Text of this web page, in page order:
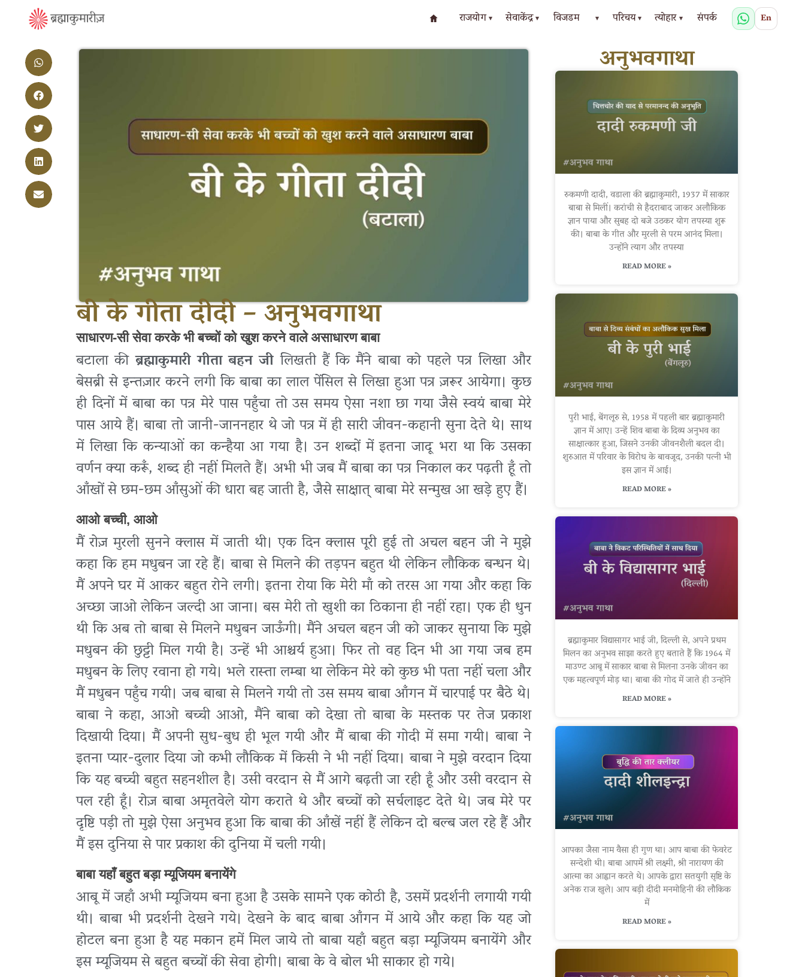
राजयोग ▾ सेवाकेंद्र▾ विजडम ▾ परिचय▾ त्योहार ▾ संपर्क En
बी के गीता दीदी – अनुभवगाथा
साधारण-सी सेवा करके भी बच्चों को खुश करने वाले असाधारण बाबा
बटाला कीब्रह्माकुमारी गीता बहन जी लिखती हैं कि मैंने बाबा को पहले पत्र लिखा और
बेसब्री से इन्तज़ार करने लगी कि बाबा का लाल पेंसिल से लिखा हुआ पत्र ज़रूर आयेगा। कुछ
ही दिनों में बाबा का पत्र मेरे पास पहुँचा तो उस समय ऐसा नशा छा गया जैसे स्वयं बाबा मेरे
पास आये हैं। बाबा तो जानी-जाननहार थे जो पत्र में ही सारी जीवन-कहानी सुना देते थे। साथ
में लिखा कि कन्याओं का कन्हैया आ गया है। उन शब्दों में इतना जादू भरा था कि उसका
वर्णन क्या करूँ, शब्द ही नहीं मिलते हैं। अभी भी जब मैं बाबा का पत्र निकाल कर पढ़ती हूँ तो
आँखों से छम-छम आँसुओं की धारा बह जाती है, जैसे साक्षात् बाबा मेरे सन्मुख आ खड़े हुए हैं।
आओ बच्ची, आओ
मैं रोज़ मुरली सुनने क्लास में जाती थी। एक दिन क्लास पूरी हुई तो अचल बहन जी ने मुझे
कहा कि हम मधुबन जा रहे हैं। बाबा से मिलने की तड़पन बहुत थी लेकिन लौकिक बन्धन थे।
मैं अपने घर में आकर बहुत रोने लगी। इतना रोया कि मेरी माँ को तरस आ गया और कहा कि
अच्छा जाओ लेकिन जल्दी आ जाना। बस मेरी तो खुशी का ठिकाना ही नहीं रहा। एक ही धुन
थी कि अब तो बाबा से मिलने मधुबन जाऊँगी। मैंने अचल बहन जी को जाकर सुनाया कि मुझे
मधुबन की छुट्टी मिल गयी है। उन्हें भी आश्चर्य हुआ। फिर तो वह दिन भी आ गया जब हम
मधुबन के लिए रवाना हो गये। भले रास्ता लम्बा था लेकिन मेरे को कुछ भी पता नहीं चला और
मैं मधुबन पहुँच गयी। जब बाबा से मिलने गयी तो उस समय बाबा आँगन में चारपाई पर बैठे थे।
बाबा ने कहा, आओ बच्ची आओ, मैंने बाबा को देखा तो बाबा के मस्तक पर तेज प्रकाश
दिखायी दिया। मैं अपनी सुध-बुध ही भूल गयी और मैं बाबा की गोदी में समा गयी। बाबा ने
इतना प्यार-दुलार दिया जो कभी लौकिक में किसी ने भी नहीं दिया। बाबा ने मुझे वरदान दिया
कि यह बच्ची बहुत सहनशील है। उसी वरदान से मैं आगे बढ़ती जा रही हूँ और उसी वरदान से
पल रही हूँ। रोज़ बाबा अमृतवेले योग कराते थे और बच्चों को सर्चलाइट देते थे। जब मेरे पर
दृष्टि पड़ी तो मुझे ऐसा अनुभव हुआ कि बाबा की आँखें नहीं हैं लेकिन दो बल्ब जल रहे हैं और
मैं इस दुनिया से पार प्रकाश की दुनिया में चली गयी।
बाबा यहाँ बहुत बड़ा म्यूजियम बनायेंगे
आबू में जहाँ अभी म्यूजियम बना हुआ है उसके सामने एक कोठी है, उसमें प्रदर्शनी लगायी गयी
थी। बाबा भी प्रदर्शनी देखने गये। देखने के बाद बाबा आँगन में आये और कहा कि यह जो
होटल बना हुआ है यह मकान हमें मिल जाये तो बाबा यहाँ बहुत बड़ा म्यूजियम बनायेंगे और
इस म्यूजियम से बहुत बच्चों की सेवा होगी। बाबा के वे बोल भी साकार हो गये।
अनुभवगाथा
रुकमणी दादी, वडाला की ब्रह्माकुमारी, 1937 में साकार
बाबा से मिलीं। करांची से हैदराबाद जाकर अलौकिक
ज्ञान पाया और सुबह दो बजे उठकर योग तपस्या शुरू
की। बाबा के गीत और मुरली से परम आनंद मिला।
उन्होंने त्याग और तपस्या
READ MORE »
पुरी भाई, बेंगलूरु से, 1958 में पहली बार ब्रह्माकुमारी
ज्ञान में आए। उन्हें शिव बाबा के दिव्य अनुभव का
साक्षात्कार हुआ, जिसने उनकी जीवनशैली बदल दी।
शुरुआत में परिवार के विरोध के बावजूद, उनकी पत्नी भी
इस ज्ञान में आई।
READ MORE »
ब्रह्माकुमार विद्यासागर भाई जी, दिल्ली से, अपने प्रथम
मिलन का अनुभव साझा करते हुए बताते हैं कि 1964 में
माउण्ट आबू में साकार बाबा से मिलना उनके जीवन का
एक महत्वपूर्ण मोड़ था। बाबा की गोद में जाते ही उन्होंने
READ MORE »
आपका जैसा नाम वैसा ही गुण था। आप बाबा की फेवरेट
सन्देशी थी। बाबा आपमें श्री लक्ष्मी, श्री नारायण की
आत्मा का आह्वान करते थे। आपके द्वारा सतयुगी सृष्टि के
अनेक राज खुले। आप बड़ी दीदी मनमोहिनी की लौकिक
में
READ MORE »